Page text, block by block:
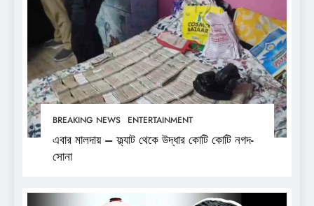
BREAKING NEWS ENTERTAINMENT
এবার মালদায় – ফ্ল্যাট থেকে উদ্ধার কোটি কোটি নগদ-
সোনা